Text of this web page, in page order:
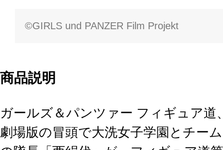
©GIRLS und PANZER Film Projekt
商品説明
ガールズ＆パンツァー フィギュア道
劇場版の冒頭で大洗女子学園とチー